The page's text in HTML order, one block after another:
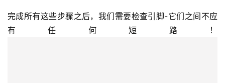
完成所有这些步骤之后，我们需要检查引脚-它们之间不应
有任何短路！